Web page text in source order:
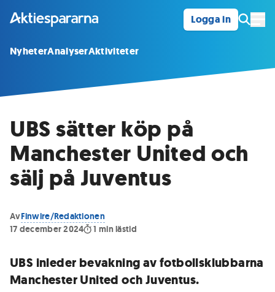
Logga in
NyheterAnalyserAktiviteter
UBS sätter köp på
Manchester United och
sälj på Juventus
AvFinwire/Redaktionen
17 december 2024
1 min lästid
UBS inleder bevakning av fotbollsklubbarna
Manchester United och Juventus.